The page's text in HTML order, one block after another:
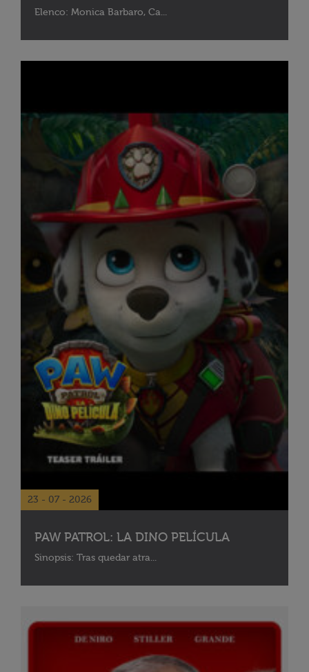
Elenco: Monica Barbaro, Ca...
23 - 07 - 2026
PAW PATROL: LA DINO PELÍCULA
Sinopsis: Tras quedar atra...